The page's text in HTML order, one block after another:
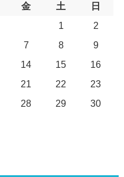
金 土
日
1
2
7 8
9
14 15
16
21 22
23
28 29
30